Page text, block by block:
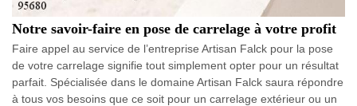
Notre savoir-faire en pose de carrelage à votre profit
Faire appel au service de l’entreprise Artisan Falck pour la pose
de votre carrelage signifie tout simplement opter pour un résultat
parfait. Spécialisée dans le domaine Artisan Falck saura répondre
à tous vos besoins que ce soit pour un carrelage extérieur ou un